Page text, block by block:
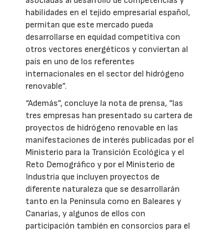
habilidades en el tejido empresarial español,
permitan que este mercado pueda
desarrollarse en equidad competitiva con
otros vectores energéticos y conviertan al
país en uno de los referentes
internacionales en el sector del hidrógeno
renovable”.
“Además”, concluye la nota de prensa, “las
tres empresas han presentado su cartera de
proyectos de hidrógeno renovable en las
manifestaciones de interés publicadas por el
Ministerio para la Transición Ecológica y el
Reto Demográfico y por el Ministerio de
Industria que incluyen proyectos de
diferente naturaleza que se desarrollarán
tanto en la Península como en Baleares y
Canarias, y algunos de ellos con
participación también en consorcios para el